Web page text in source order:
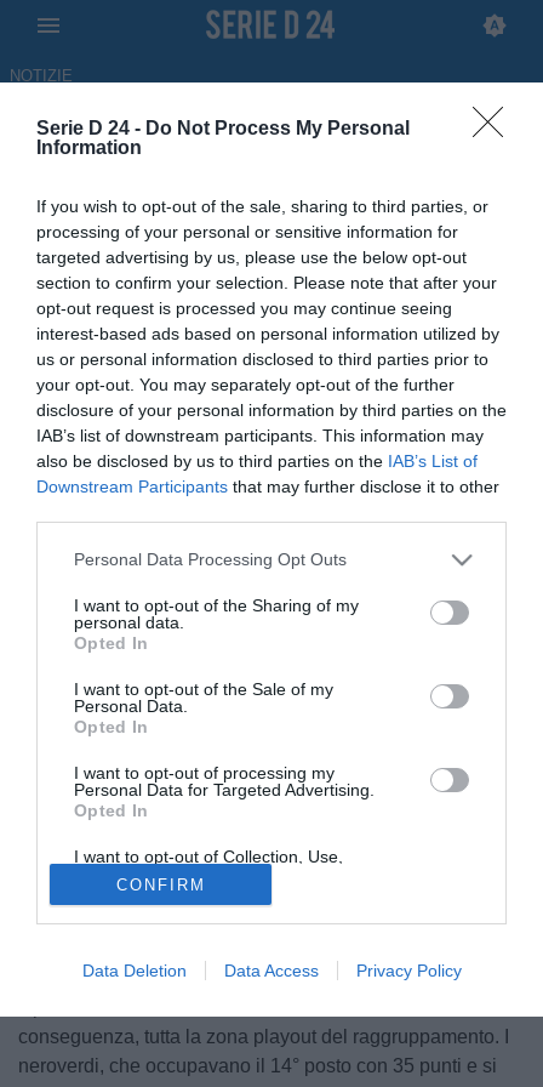
Serie D 24 - Do Not Process My Personal
Information
If you wish to opt-out of the sale, sharing to third parties, or
processing of your personal or sensitive information for
targeted advertising by us, please use the below opt-out
section to confirm your selection. Please note that after your
opt-out request is processed you may continue seeing
interest-based ads based on personal information utilized by
us or personal information disclosed to third parties prior to
your opt-out. You may separately opt-out of the further
disclosure of your personal information by third parties on the
IAB’s list of downstream participants. This information may
also be disclosed by us to third parties on the IAB’s List of
Downstream Participants that may further disclose it to other
Personal Data Processing Opt Outs
I want to opt-out of the Sharing of my
personal data.
Opted In
I want to opt-out of the Sale of my
Personal Data.
Opted In
I want to opt-out of processing my
Personal Data for Targeted Advertising.
Opted In
I want to opt-out of Collection, Use,
Retention, Sale, and/or Sharing of my
Personal Data that Is Unrelated with the
Purposes for which it was collected.
Opted Out
CONFIRM
Data Deletion Data Access Privacy Policy
NOTIZIE
Girone F, come cambia la
classifica dopo gli 11 punti di
penalizzazione al Chieti
14.05.2026 19:00 di Vincenzo Antonazzo
La classifica aggiornata del girone F in seguito agli undici punti di
penalizzazioni inflitti al Chieti dalla Corte Federale d’Appello.
© foto di Pagina ufficiale Chieti
season del raggruppamento è stata completamente
stravolta dalla decisione della
Federale contro la sentenza del Tribunale Federale
Nazionale dello scorso 30 aprile, infliggendo al
punti di penalizzazioneda scontare nell’attuale stagione
conseguenza, tutta la zona playout del raggruppamento. I
neroverdi, che occupavano il 14° posto con 35 punti e si